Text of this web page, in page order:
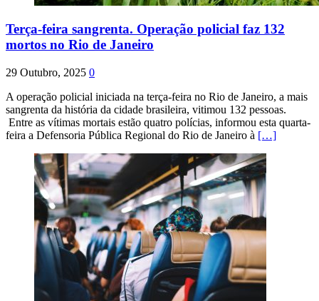
Terça-feira sangrenta. Operação policial faz 132
mortos no Rio de Janeiro
29 Outubro, 2025 0
A operação policial iniciada na terça-feira no Rio de Janeiro, a mais
sangrenta da história da cidade brasileira, vitimou 132 pessoas.
Entre as vítimas mortais estão quatro polícias, informou esta quarta-
feira a Defensoria Pública Regional do Rio de Janeiro à […]